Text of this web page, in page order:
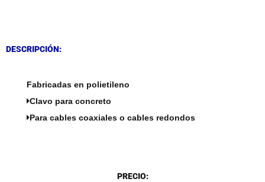
DESCRIPCIÓN:
Fabricadas en polietileno
Clavo para concreto
Para cables coaxiales o cables redondos
PRECIO: